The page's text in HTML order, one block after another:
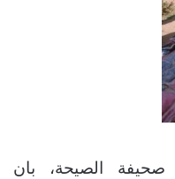
الصيحة، بان